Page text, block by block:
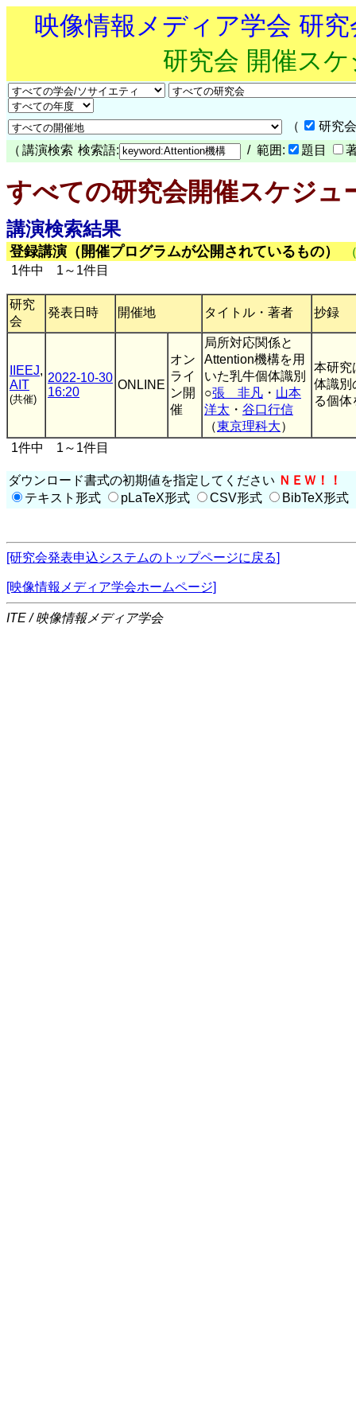
映像情報メディア学会 研
研究会 開催ス
（
研究
（ 講演検索 検索語: / 範囲: 題目
すべての研究会開催スケジュ
講演検索結果
登録講演（開催プログラムが公開されているもの）
1件中 1～1件目
研究
会
発表日時 開催地 タイトル・著者 抄録
IIEEJ,
AIT
(共催)
2022-10-30
16:20
ONLINE
オン
ライ
ン開
催
局所対応関係と
Attention機構を用
いた乳牛個体識別
○張 非凡 ・ 山本
洋太 ・ 谷口行信
（東京理科大）
本研究
体識別
る個
1件中 1～1件目
ダウンロード書式の初期値を指定してください ＮＥＷ！！
テキスト形式
pLaTeX形式 CSV形式 BibTeX形式
[研究会発表申込システムのトップページに戻る]
[映像情報メディア学会ホームページ]
ITE / 映像情報メディア学会